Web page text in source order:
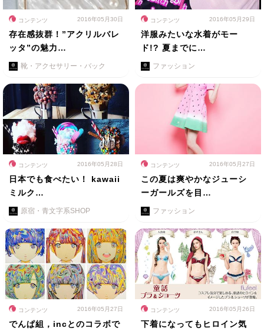
コンテンツ 2016年05月30日
存在感抜群！”アクリルバレ
ッタ”の魅力…
靴・アクセサリー・バック
コンテンツ 2016年05月29日
洋服みたいな水着がモー
ド!? 夏までに…
ファッション
コンテンツ 2016年05月28日
日本でも食べたい！ kawaii
ミルク…
原宿・青文字系SHOP
コンテンツ 2016年05月27日
この夏は爽やかなジューシ
ーガールズを目…
ファッション
コンテンツ 2016年05月27日
でんぱ組，incとのコラボで
コンテンツ 2016年05月26日
下着になってもヒロイン気